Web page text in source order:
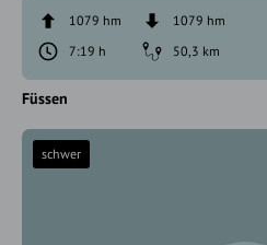
1079 hm
1079 hm
7:19 h
50,3 km
Füssen
schwer